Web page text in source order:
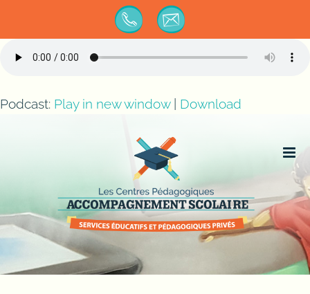
Podcast: Play in new window| Download